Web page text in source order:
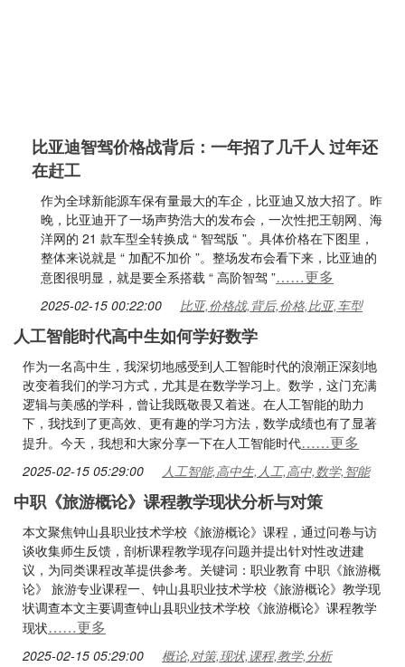
比亚迪智驾价格战背后：一年招了几千人 过年还
在赶工
作为全球新能源车保有量最大的车企，比亚迪又放大招了。昨
晚，比亚迪开了一场声势浩大的发布会，一次性把王朝网、海
洋网的 21 款车型全转换成 “ 智驾版 ”。具体价格在下图里，
整体来说就是 “ 加配不加价 ”。整场发布会看下来，比亚迪的
意图很明显，就是要全系搭载 “ 高阶智驾 ”……更多
2025-02-15 00:22:00 比亚,价格战,背后,价格,比亚,车型
人工智能时代高中生如何学好数学
作为一名高中生，我深切地感受到人工智能时代的浪潮正深刻地
改变着我们的学习方式，尤其是在数学学习上。数学，这门充满
逻辑与美感的学科，曾让我既敬畏又着迷。在人工智能的助力
下，我找到了更高效、更有趣的学习方法，数学成绩也有了显著
提升。今天，我想和大家分享一下在人工智能时代……更多
2025-02-15 05:29:00 人工智能,高中生,人工,高中,数学,智能
中职《旅游概论》课程教学现状分析与对策
本文聚焦钟山县职业技术学校《旅游概论》课程，通过问卷与访
谈收集师生反馈，剖析课程教学现存问题并提出针对性改进建
议，为同类课程改革提供参考。关键词：职业教育 中职《旅游概
论》 旅游专业课程一、钟山县职业技术学校《旅游概论》教学现
状调查本文主要调查钟山县职业技术学校《旅游概论》课程教学
现状……更多
2025-02-15 05:29:00 概论,对策,现状,课程,教学,分析